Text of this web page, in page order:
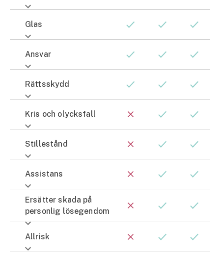
Glas
Ansvar
Rättsskydd
Kris och olycksfall
Stillestånd
Assistans
Ersätter skada på
personlig lösegendom
Allrisk